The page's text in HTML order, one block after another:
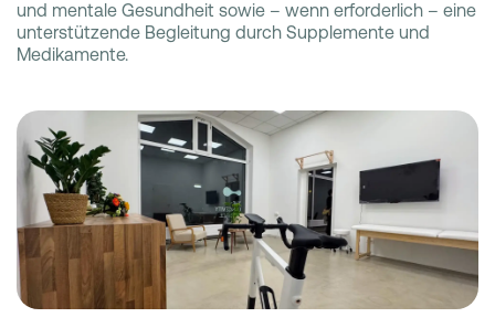
und mentale Gesundheit sowie – wenn erforderlich – eine
unterstützende Begleitung durch Supplemente und
Medikamente.